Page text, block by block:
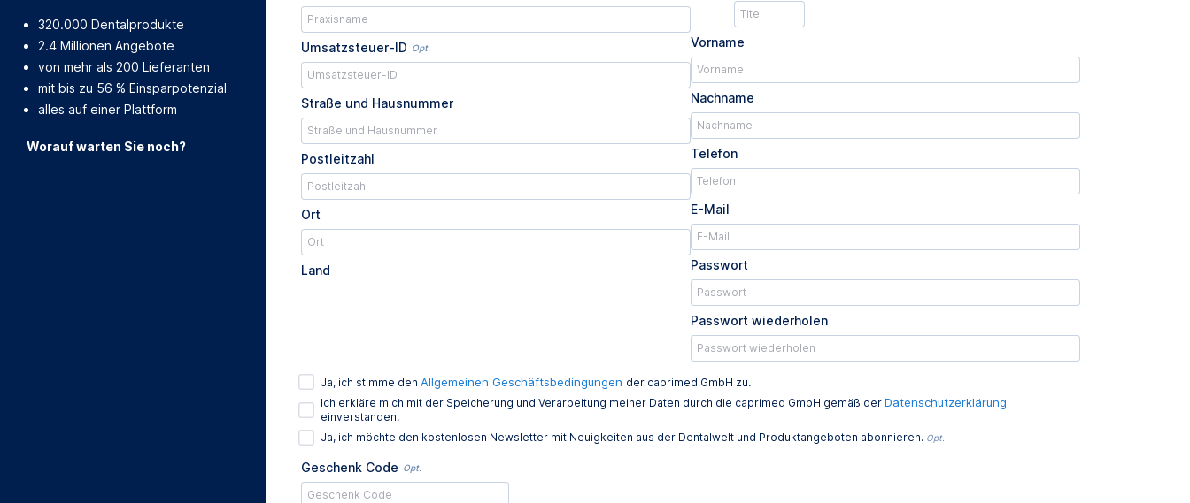
MEHR ENTDECKEN
320.000 Dentalprodukte
2.4 Millionen Angebote
von mehr als 200 Lieferanten
mit bis zu 56 % Einsparpotenzial
alles auf einer Plattform
Worauf warten Sie noch?
Umsatzsteuer-ID Opt.
Straße und Hausnummer
Postleitzahl
Ort
Land
Vorname
Nachname
Telefon
E-Mail
Passwort
Passwort wiederholen
Ja, ich stimme den Allgemeinen Geschäftsbedingungen der caprimed GmbH zu.
Ich erkläre mich mit der Speicherung und Verarbeitung meiner Daten durch die caprimed GmbH gemäß der Datenschutzerklärung
einverstanden.
Ja, ich möchte den kostenlosen Newsletter mit Neuigkeiten aus der Dentalwelt und Produktangeboten abonnieren. Opt.
Geschenk Code Opt.